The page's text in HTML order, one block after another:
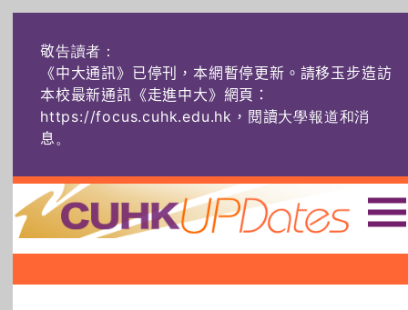
敬告讀者：
《中大通訊》已停刊，本網暫停更新。請移玉步造訪
本校最新通訊《走進中大》網頁：
https://focus.cuhk.edu.hk，閱讀大學報道和消
息。
主頁 |||